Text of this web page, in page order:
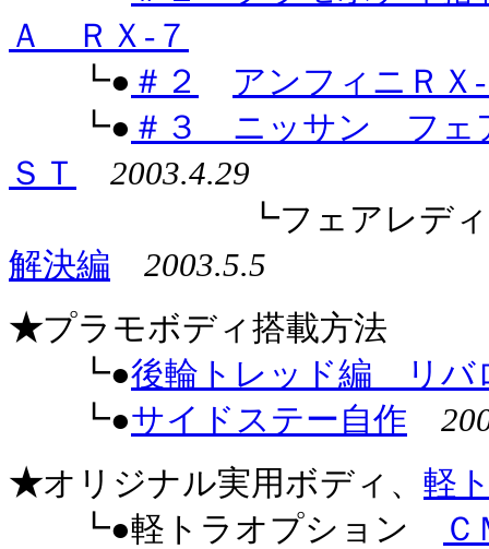
Ａ ＲＸ-７
┗● ＃２
アンフィニＲＸ
┗● ＃３ ニッサン フェ
ＳＴ
2003.4.29
┗フェアレディＺ
解決編
2003.5.5
★プラモボディ搭載方法
┗●後輪トレッド編 リバ
┗●サイドステー自作
★オリジナル実用ボディ、 軽
┗●軽トラオプション